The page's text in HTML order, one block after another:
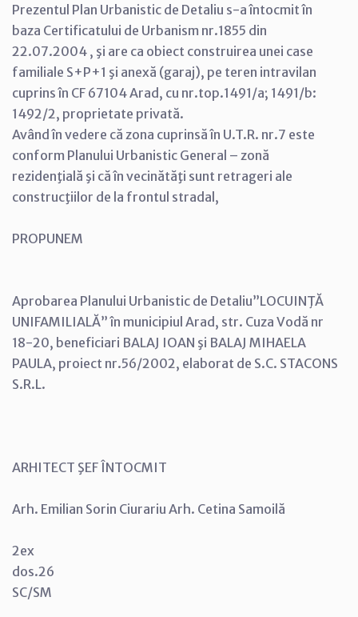
Prezentul Plan Urbanistic de Detaliu s-a întocmit în
baza Certificatului de Urbanism nr.1855 din
22.07.2004 , şi are ca obiect construirea unei case
familiale S+P+1 şi anexă (garaj), pe teren intravilan
cuprins în CF 67104 Arad, cu nr.top.1491/a; 1491/b:
1492/2, proprietate privată.
Având în vedere că zona cuprinsă în U.T.R. nr.7 este
conform Planului Urbanistic General – zonă
rezidenţială şi că în vecinătăţi sunt retrageri ale
construcţiilor de la frontul stradal,
PROPUNEM
Aprobarea Planului Urbanistic de Detaliu”LOCUINŢĂ
UNIFAMILIALĂ” în municipiul Arad, str. Cuza Vodă nr
18-20, beneficiari BALAJ IOAN şi BALAJ MIHAELA
PAULA, proiect nr.56/2002, elaborat de S.C. STACONS
S.R.L.
ARHITECT ŞEF ÎNTOCMIT
Arh. Emilian Sorin Ciurariu Arh. Cetina Samoilă
2ex
dos.26
SC/SM